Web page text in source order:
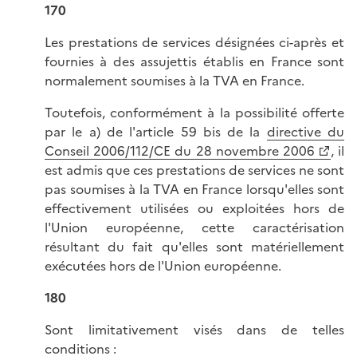
170
Les prestations de services désignées ci-après et
fournies à des assujettis établis en France sont
normalement soumises à la TVA en France.
Toutefois, conformément à la possibilité offerte
par le a) de l'article 59 bis de la directive du
Conseil 2006/112/CE du 28 novembre 2006
, il
est admis que ces prestations de services ne sont
pas soumises à la TVA en France lorsqu'elles sont
effectivement utilisées ou exploitées hors de
l'Union européenne, cette caractérisation
résultant du fait qu'elles sont matériellement
exécutées hors de l'Union européenne.
180
Sont limitativement visés dans de telles
conditions :